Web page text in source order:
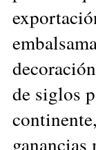
de siglos